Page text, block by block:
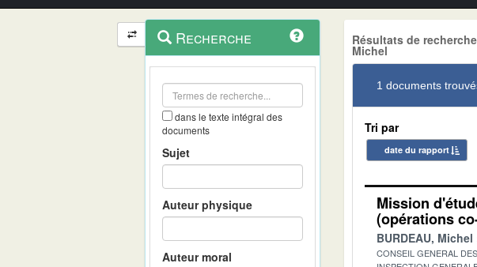
Navigation
et
outils
contextuel
Recherche
dans le texte intégral des
documents
Sujet
Auteur physique
Auteur moral
Résultats de
Michel
1 documents
Tri par
date du rapport
Mission
(opérations
BURDEAU, Michel
CONSEIL GENERAL